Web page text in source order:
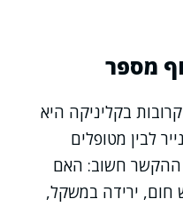
מספר
בקליניקה היא
לבין מטופלים
ההקשר חשוב: האם
חום, ירידה במשקל,